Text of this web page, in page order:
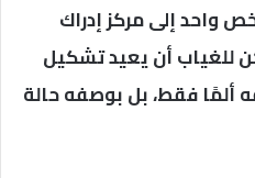
إلى مركز إدراك
للغياب أن يعيد تشكيل
ألمًا فقط، بل بوصفه حالة